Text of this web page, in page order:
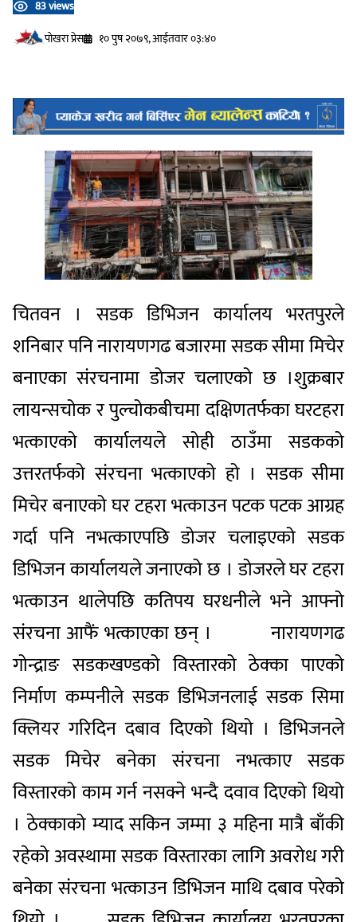
83 views
प‍ोखरा प्रेस
१० पुष २०७९, आईतवार ०३:४०
चितवन । सडक डिभिजन कार्यालय भरतपुरले
शनिबार पनि नारायणगढ बजारमा सडक सीमा मिचेर
बनाएका संरचनामा डोजर चलाएको छ ।शुक्रबार
लायन्सचोक र पुल्चोकबीचमा दक्षिणतर्फका घरटहरा
भत्काएको कार्यालयले सोही ठाउँमा सडकको
उत्तरतर्फको संरचना भत्काएको हो । सडक सीमा
मिचेर बनाएको घर टहरा भत्काउन पटक पटक आग्रह
गर्दा पनि नभत्काएपछि डोजर चलाइएको सडक
डिभिजन कार्यालयले जनाएको छ । डोजरले घर टहरा
भत्काउन थालेपछि कतिपय घरधनीले भने आफ्नो
संरचना आफैं भत्काएका छन् । नारायणगढ
गोन्द्राङ सडकखण्डको विस्तारको ठेक्का पाएको
निर्माण कम्पनीले सडक डिभिजनलाई सडक सिमा
क्लियर गरिदिन दबाव दिएको थियो । डिभिजनले
सडक मिचेर बनेका संरचना नभत्काए सडक
विस्तारको काम गर्न नसक्ने भन्दै दवाव दिएको थियो
। ठेक्काको म्याद सकिन जम्मा ३ महिना मात्रै बाँकी
रहेको अवस्थामा सडक विस्तारका लागि अवरोध गरी
बनेका संरचना भत्काउन डिभिजन माथि दबाव परेको